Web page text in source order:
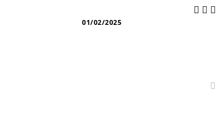
01/02/2025